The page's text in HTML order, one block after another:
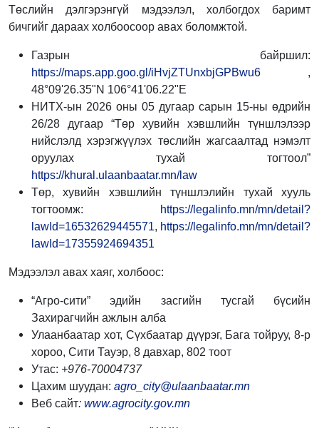
Төслийн дэлгэрэнгүй мэдээлэл, холбогдох баримт
бичгийг дараах холбоосоор авах боломжтой.
Газрын байршил:
https://maps.app.goo.gl/iHvjZTUnxbjGPBwu6 ,
48°09'26.35"N 106°41'06.22"E
НИТХ-ын 2026 оны 05 дугаар сарын 15-ны өдрийн
26/28 дугаар “Төр хувийн хэвшлийн түншлэлээр
нийслэлд хэрэгжүүлэх төслийн жагсаалтад нэмэлт
оруулах тухай тогтоол”
https://khural.ulaanbaatar.mn/law
Төр, хувийн хэвшлийн түншлэлийн тухай хууль
тогтоомж:
https://legalinfo.mn/mn/detail?
lawId=16532629445571, https://legalinfo.mn/mn/detail?
lawId=17355924694351
Мэдээлэл авах хаяг, холбоос:
“Агро-сити” эдийн засгийн тусгай бүсийн
Захирагчийн ажлын алба
Улаанбаатар хот, Сүхбаатар дүүрэг, Бага тойруу, 8-р
хороо, Сити Тауэр, 8 давхар, 802 тоот
Утас: +976-70004737
Цахим шуудан: agro_city@ulaanbaatar.mn
Веб сайт: www.agrocity.gov.mn